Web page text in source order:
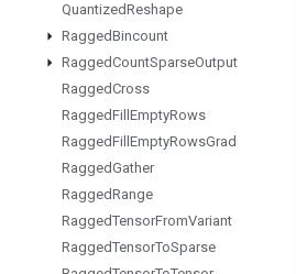
QuantizedReshape
RaggedBincount
RaggedCountSparseOutput
RaggedCross
RaggedFill EmptyRows
RaggedFill EmptyRowsGrad
RaggedGather
RaggedRange
RaggedTensorFromVariant
RaggedTensorToSparse